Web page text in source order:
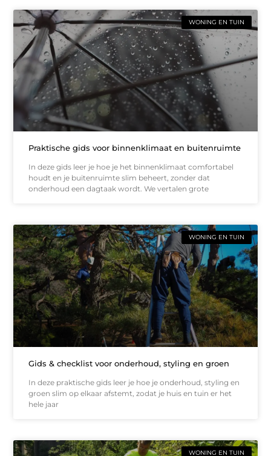
WONING EN TUIN
Praktische gids voor binnenklimaat en buitenruimte
In deze gids leer je hoe je het binnenklimaat comfortabel
houdt en je buitenruimte slim beheert, zonder dat
onderhoud een dagtaak wordt. We vertalen grote
WONING EN TUIN
Gids & checklist voor onderhoud, styling en groen
In deze praktische gids leer je hoe je onderhoud, styling en
groen slim op elkaar afstemt, zodat je huis en tuin er het
hele jaar
WONING EN TUIN